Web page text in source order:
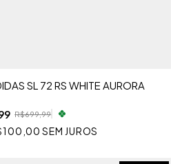
SL 72 RS WHITE AURORA
R$699,99
SEM JUROS